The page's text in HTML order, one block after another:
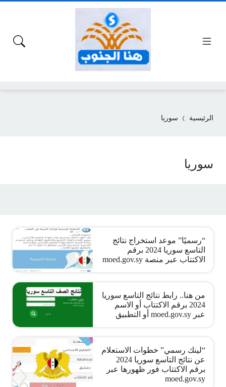
الرئيسية سوريا
سوريا
“رسميًا” موعد استخراج نتائج
التاسع سوريا 2024 برقم
الاكتتاب عبر منصة moed.gov.sy
من هنا.. رابط نتائج التاسع سوريا
2024 برقم الاكتتاب أو الاسم
عبر moed.gov.sy أو التطبيق
“لينك رسمي” خطوات الاستعلام
عن نتائج التاسع سوريا 2024
برقم الاكتتاب فور ظهورها عبر
moed.gov.sy